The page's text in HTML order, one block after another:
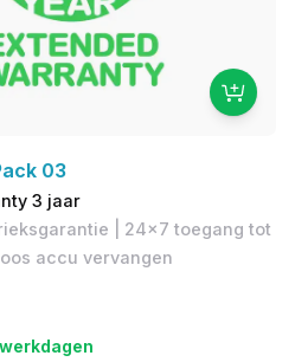
03
3 jaar
| 24x7 toegang tot
accu vervangen